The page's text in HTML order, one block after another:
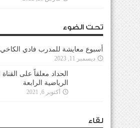
تحت الضوء
أسبوع معايشة للمدرب فادي
ديسمبر 11, 2023
الحداد معلقاً على القناة
الرياضية الرابعة
أكتوبر 6, 2021
لقاء